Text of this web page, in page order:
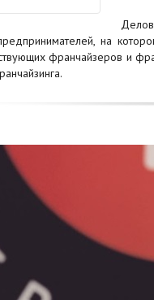
на
франчайзеров и